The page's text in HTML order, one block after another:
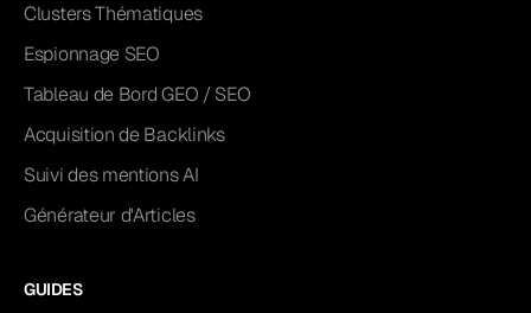
Clusters Thématiques
Espionnage SEO
Tableau de Bord GEO / SEO
Acquisition de Backlinks
Suivi des mentions AI
Générateur d'Articles
GUIDES